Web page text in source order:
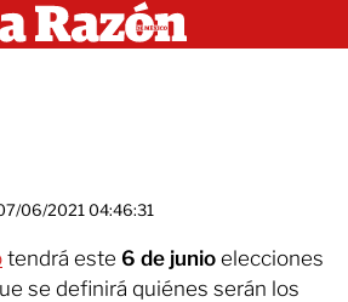
06/2021 04:46:31
tendrá este 6 de junio elecciones
se definirá quiénes serán los